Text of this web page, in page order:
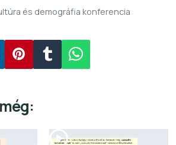
és demográfia konferencia